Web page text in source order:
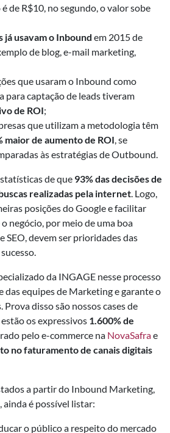
de R$10, no segundo, o valor sobe
já usavam o Inbound em 2015 de
de blog, e-mail marketing,
que usaram o Inbound como
para captação de leads tiveram
de ROI;
que utilizam a metodologia têm
maior de aumento de ROI, se
às estratégias de Outbound.
de que 93% das decisões de
realizadas pela internet. Logo,
posições do Google e facilitar
negócio, por meio de uma boa
SEO, devem ser prioridades das
da INGAGE nesse processo
equipes de Marketing e garante o
disso são nossos cases de
os expressivos 1.600% de
pelo e-commerce na NovaSafrae
no faturamento de canais digitais
a partir do Inbound Marketing,
ainda é possível listar:
o público a respeito do mercado